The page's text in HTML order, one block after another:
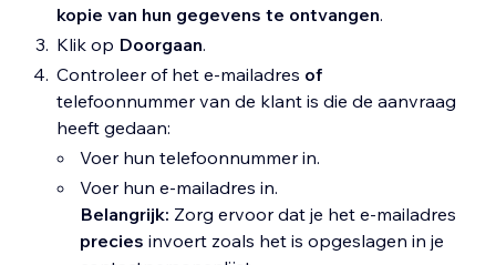
kopie van hun gegevens te ontvangen.
Klik op Doorgaan.
Controleer of het e-mailadres of
telefoonnummer van de klant is die de aanvraag
heeft gedaan:
Voer hun telefoonnummer in.
Voer hun e-mailadres in.
Belangrijk: Zorg ervoor dat je het e-mailadres
precies invoert zoals het is opgeslagen in je